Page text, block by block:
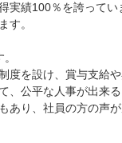
実績100％を誇って
す。
度を設け、賞与支給
、公平な人事が出来
あり、社員の方の声